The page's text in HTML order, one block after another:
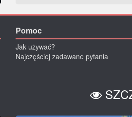
Pomoc
Jak używać?
Najczęściej zadawane pytania